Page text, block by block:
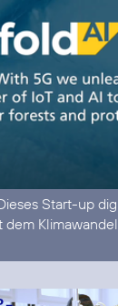
Start-up
dem